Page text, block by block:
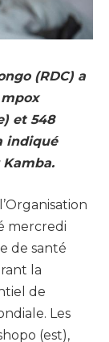
(RDC) a
et 548
indiqué
mercredi
de santé
la
de
Les
(est),